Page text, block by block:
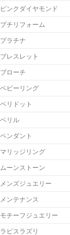
ピンクダイヤモンド
プチリフォーム
プラチナ
ブレスレット
ブローチ
ベビーリング
ペリドット
ベリル
ペンダント
マリッジリング
ムーンストーン
メンズジュエリー
メンテナンス
モチーフジュエリー
ラピスラズリ